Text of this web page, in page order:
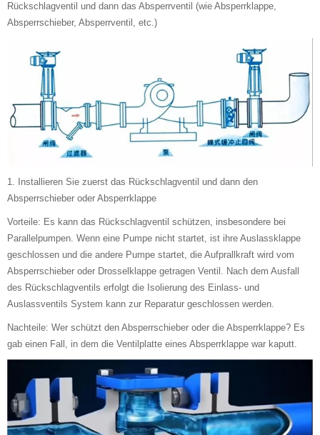
Rückschlagventil und dann das Absperrventil (wie Absperrklappe,
Absperrschieber, Absperrventil, etc.)
1. Installieren Sie zuerst das Rückschlagventil und dann den
Absperrschieber oder Absperrklappe
Vorteile: Es kann das Rückschlagventil schützen, insbesondere bei
Parallelpumpen. Wenn eine Pumpe nicht startet, ist ihre Auslassklappe
geschlossen und die andere Pumpe startet, die Aufprallkraft wird vom
Absperrschieber oder Drosselklappe getragen Ventil. Nach dem Ausfall
des Rückschlagventils erfolgt die Isolierung des Einlass- und
Auslassventils System kann zur Reparatur geschlossen werden.
Nachteile: Wer schützt den Absperrschieber oder die Absperrklappe? Es
gab einen Fall, in dem die Ventilplatte eines Absperrklappe war kaputt.